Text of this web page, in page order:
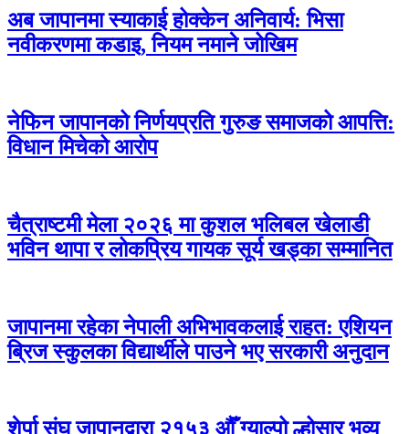
अब जापानमा स्याकाई होक्केन अनिवार्य: भिसा
नवीकरणमा कडाइ, नियम नमाने जोखिम
नेफिन जापानको निर्णयप्रति गुरुङ समाजको आपत्ति:
विधान मिचेको आरोप
चैत्राष्टमी मेला २०२६ मा कुशल भलिबल खेलाडी
भविन थापा र लोकप्रिय गायक सूर्य खड्का सम्मानित
जापानमा रहेका नेपाली अभिभावकलाई राहत: एशियन
ब्रिज स्कुलका विद्यार्थीले पाउने भए सरकारी अनुदान
शेर्पा संघ जापानद्वारा २१५३ औँ ग्याल्पो ल्होसार भव्य